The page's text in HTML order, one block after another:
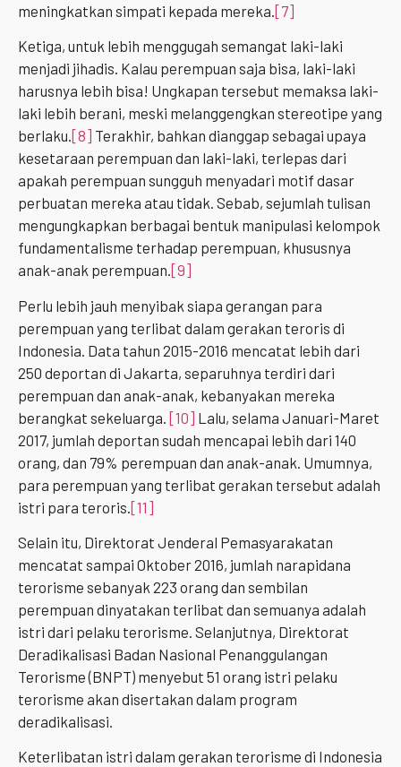
meningkatkan simpati kepada mereka. [7]
Ketiga, untuk lebih menggugah semangat laki-laki
menjadi jihadis. Kalau perempuan saja bisa, laki-laki
harusnya lebih bisa! Ungkapan tersebut memaksa laki-
laki lebih berani, meski melanggengkan stereotipe yang
berlaku.[8] Terakhir, bahkan dianggap sebagai upaya
kesetaraan perempuan dan laki-laki, terlepas dari
apakah perempuan sungguh menyadari motif dasar
perbuatan mereka atau tidak. Sebab, sejumlah tulisan
mengungkapkan berbagai bentuk manipulasi kelompok
fundamentalisme terhadap perempuan, khususnya
anak-anak perempuan.[9]
Perlu lebih jauh menyibak siapa gerangan para
perempuan yang terlibat dalam gerakan teroris di
Indonesia. Data tahun 2015-2016 mencatat lebih dari
250 deportan di Jakarta, separuhnya terdiri dari
perempuan dan anak-anak, kebanyakan mereka
berangkat sekeluarga. [10] Lalu, selama Januari-Maret
2017, jumlah deportan sudah mencapai lebih dari 140
orang, dan 79% perempuan dan anak-anak. Umumnya,
para perempuan yang terlibat gerakan tersebut adalah
istri para teroris. [11]
Selain itu, Direktorat Jenderal Pemasyarakatan
mencatat sampai Oktober 2016, jumlah narapidana
terorisme sebanyak 223 orang dan sembilan
perempuan dinyatakan terlibat dan semuanya adalah
istri dari pelaku terorisme. Selanjutnya, Direktorat
Deradikalisasi Badan Nasional Penanggulangan
Terorisme (BNPT) menyebut 51 orang istri pelaku
terorisme akan disertakan dalam program
deradikalisasi.
Keterlibatan istri dalam gerakan terorisme di Indonesia